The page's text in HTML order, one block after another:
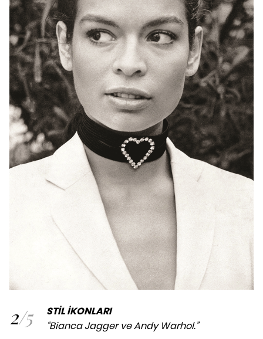
2/5
STİL İKONLARI
“Bianca Jagger ve Andy Warhol.”